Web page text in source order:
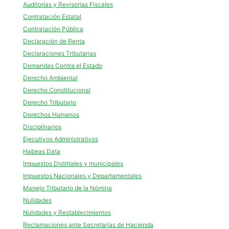
Auditorias y Revisorías Fiscales
Contratación Estatal
Contratación Pública
Declaración de Renta
Declaraciones Tributarias
Demandas Contra el Estado
Derecho Ambiental
Derecho Constitucional
Derecho Tributario
Derechos Humanos
Disciplinarios
Ejecutivos Administrativos
Habeas Data
Impuestos Distritales y municipales
Impuestos Nacionales y Departamentales
Manejo Tributario de la Nómina
Nulidades
Nulidades y Restablecimientos
Reclamaciones ante Secretarías de Hacienda